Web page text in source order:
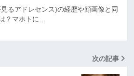
るアドレセンス)の経歴や顔画像と同
？マホトに…
次の記事